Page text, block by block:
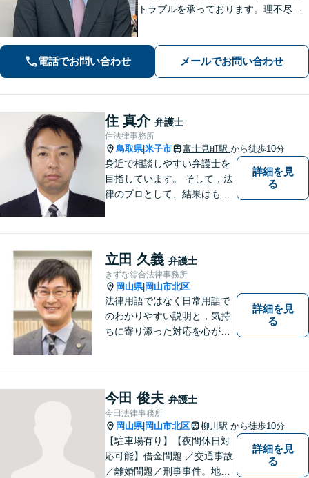
トラブルを承っております。理不尽な
ートいたします。お困りの方はお早め
にご相談ください【WEB面談｜夜間面
電話でお問い合わせ メールでお問い合わせ
住 真介 弁護士
住法律事務所
鳥取県|米子市 富士見町駅 から徒歩10分
身近で相談しやすい弁護士を
目指しています。 そして，法
律のプロとして、結果はもち
依頼者様の心を理解し，寄り
添いながら問題い解決のサポ
ートを心がけています。
詳細を見
る
立田 久義 弁護士
きずな綜合法律事務所
岡山県| 岡山市北区
法律用語ではなく日常用語で
のわかりやすい説明と，気持
ちに寄り添った対応を心がけ
詳細を見
る
今田 俊夫 弁護士
今田法律事務所
岡山県| 岡山市北区 柳川駅 から徒歩10分
【駐車場有り】【夜間休日対
応可能】借金問題 ／交通事故
／離婚問題／刑事事件。地域
詳細を見
る